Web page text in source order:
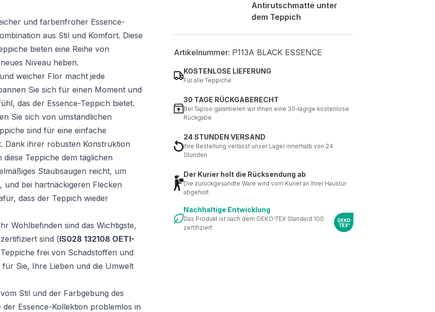
und farbenfroher Essence-
aus Stil und Komfort. Diese
bieten eine Reihe von
Niveau heben.
weicher Flor macht jede
Sie sich für einen Moment und
das der Essence-Teppich bietet.
Sie sich von umständlichen
sind für eine einfache
Dank ihrer robusten Konstruktion
Teppiche dem täglichen
Staubsaugen reicht, um
bei hartnäckigeren Flecken
dass der Teppich wieder
Wohlbefinden sind das Wichtigste,
sind (IS028 132108 OETI-
frei von Schadstoffen und
Sie, Ihre Lieben und die Umwelt
Stil und der Farbgebung des
Essence-Kollektion problemlos in
Antirutschmatte unter
dem Teppich
Artikelnummer: P113A BLACK ESSENCE
KOSTENLOSE LIEFERUNG
Für alle Teppiche
30 TAGE RÜCKGABERECHT
Bei Tapiso garantieren wir Ihnen eine 30-tägige kostenlose
Rückgabe
24 STUNDEN VERSAND
Ihre Bestellung verlässt unser Lager innerhalb von 24
Stunden
Der Kurier holt die Rücksendung ab
Die zurückgesandte Ware wird vom Kurier an Ihrer Haustür
abgeholt
Nachhaltige Entwicklung
Das Produkt ist nach dem OEKO-TEX Standard 100
zertifiziert